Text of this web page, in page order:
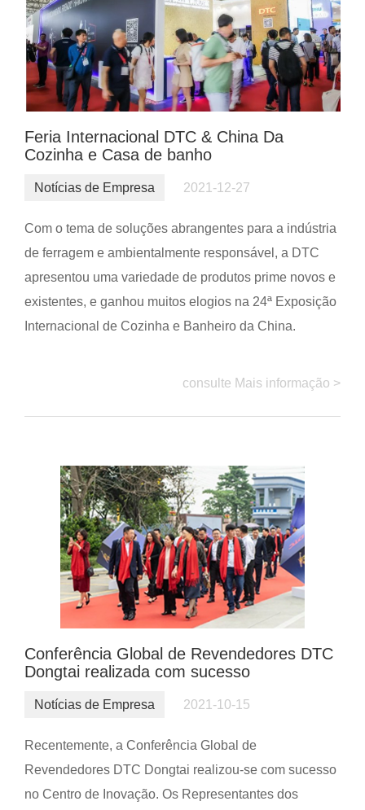
Feria Internacional DTC & China Da
Cozinha e Casa de banho
Notícias de Empresa 2021-12-27
Com o tema de soluções abrangentes para a indústria
de ferragem e ambientalmente responsável, a DTC
apresentou uma variedade de produtos prime novos e
existentes, e ganhou muitos elogios na 24ª Exposição
Internacional de Cozinha e Banheiro da China.
consulte Mais informação >
Conferência Global de Revendedores DTC
Dongtai realizada com sucesso
Notícias de Empresa 2021-10-15
Recentemente, a Conferência Global de
Revendedores DTC Dongtai realizou-se com sucesso
no Centro de Inovação. Os Representantes dos